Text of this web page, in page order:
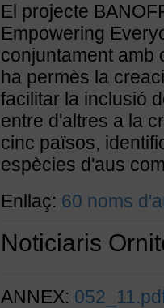
El projecte
Empowering
conjuntament amb
ha permès la
facilitar la inclusió
entre d'altres a la
cinc països,
espècies d'aus
Enllaç: 60 noms
Noticiaris
ANNEX: